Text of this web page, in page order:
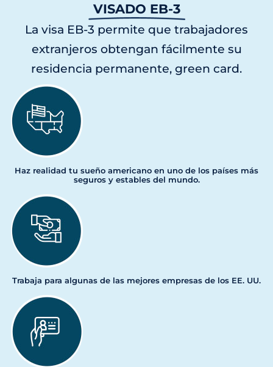
VISADO EB-3
La visa EB-3 permite que trabajadores
extranjeros obtengan fácilmente su
residencia permanente, green card.
Haz realidad tu sueño americano en uno de los países más
seguros y estables del mundo.
Trabaja para algunas de las mejores empresas de los EE. UU.